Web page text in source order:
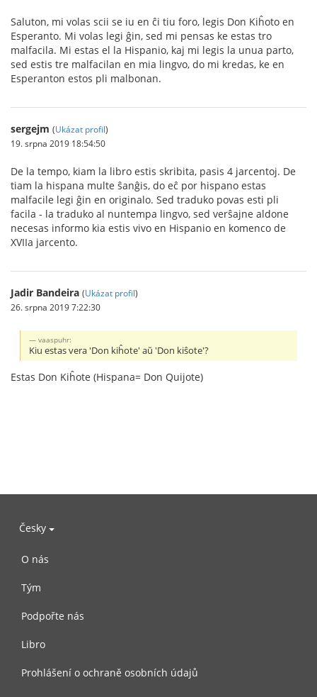
Saluton, mi volas scii se iu en ĉi tiu foro, legis Don Kiĥoto en
Esperanto. Mi volas legi ĝin, sed mi pensas ke estas tro
malfacila. Mi estas el la Hispanio, kaj mi legis la unua parto,
sed estis tre malfacilan en mia lingvo, do mi kredas, ke en
Esperanton estos pli malbonan.
sergejm (Ukázat profil)
19. srpna 2019 18:54:50
De la tempo, kiam la libro estis skribita, pasis 4 jarcentoj. De
tiam la hispana multe ŝanĝis, do eĉ por hispano estas
malfacile legi ĝin en originalo. Sed traduko povas esti pli
facila - la traduko al nuntempa lingvo, sed verŝajne aldone
necesas informo kia estis vivo en Hispanio en komenco de
XVIIa jarcento.
Jadir Bandeira (Ukázat profil)
26. srpna 2019 7:22:30
vaaspuhr:
Kiu estas vera 'Don kiĥote' aŭ 'Don kiŝote'?
Estas Don Kiĥote (Hispana= Don Quijote)
Česky
O nás
Tým
Podpořte nás
Libro
Prohlášení o ochraně osobních údajů